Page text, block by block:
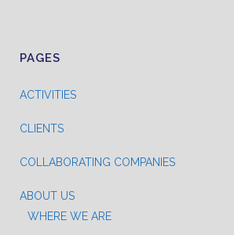
PAGES
ACTIVITIES
CLIENTS
COLLABORATING COMPANIES
ABOUT US
WHERE WE ARE